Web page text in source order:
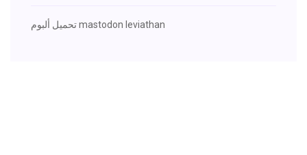
تحميل ألبوم mastodon leviathan